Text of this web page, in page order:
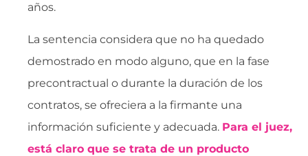
años.
La sentencia considera que no ha quedado
demostrado en modo alguno, que en la fase
precontractual o durante la duración de los
contratos, se ofreciera a la firmante una
información suficiente y adecuada. Para el juez,
está claro que se trata de un producto